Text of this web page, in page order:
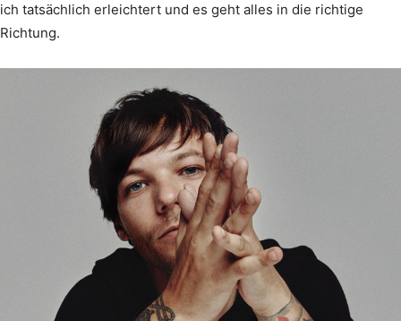
ich tatsächlich erleichtert und es geht alles in die richtige
Richtung.